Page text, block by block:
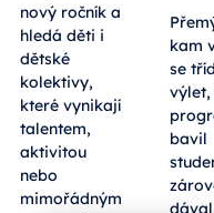
nový ročník a
hledá děti i
dětské
kolektivy,
které vynikají
talentem,
aktivitou
nebo
mimořádným
kam
se
bavil